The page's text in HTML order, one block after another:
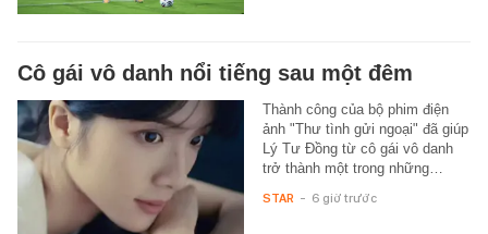
Cô gái vô danh nổi tiếng sau một đêm
Thành công của bộ phim điện
ảnh "Thư tình gửi ngoại" đã giúp
Lý Tư Đồng từ cô gái vô danh
trở thành một trong những…
STAR - 6 giờ trước